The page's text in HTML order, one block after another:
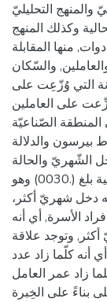
التحليليّ
وكذلك المنهج
منها المقابلة
والسّكان
التي وُزّعِت على
من( 70 مبحوثًا) وُزِّعت على العاملين
الصّناعيّة .
بيرسون والدلالة
الشّهريّ والحالة
الاجتماعية؛ وذلك أنّ مستوى الدلالة الإحصائية بلغ (.0030) وهو
لديه دخل شهريّ أكثر،
الأسرة, أي أنه
وتوجد علاقة
أنه كلّما زاد عدد
زاد عمر العامل
بناءً على الخِبرة.